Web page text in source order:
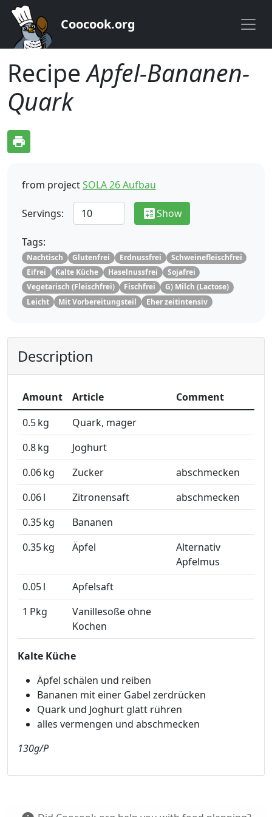
Coocook.org
RecipeApfel-Bananen-
Quark
print
from projectSOLA 26 Aufbau
Servings: calculateShow
Tags:
Nachtisch Glutenfrei Erdnussfrei
Schweinefleischfrei
Eifrei
Kalte Küche Haselnussfrei
Sojafrei
Vegetarisch (Fleischfrei)
Fischfrei
G) Milch (Lactose)
Leicht
Mit Vorbereitungsteil Eher zeitintensiv
Description
Amount Article
Comment
0.5kg
Quark, mager
0.8kg
Joghurt
0.06kg Zucker
abschmecken
0.06l Zitronensaft
abschmecken
0.35kg
Bananen
0.35kg Äpfel
Alternativ
Apfelmus
0.05l
Apfelsaft
1 Pkg
Vanillesoße ohne
Kochen
Kalte Küche
Äpfel schälen und reiben
Bananen mit einer Gabel zerdrücken
Quark und Joghurt glatt rühren
alles vermengen und abschmecken
130g/P